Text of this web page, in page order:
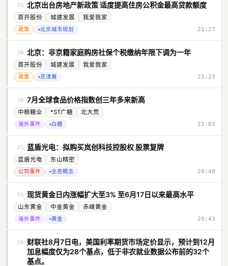
35 北京出台房地产新政策 适度提高住房公积金最高贷款额度
首开股份 城建发展 我爱我家
政策 北京城市规划 21:27
30 北京：非京籍家庭购房社保个税缴纳年限下调为一年
首开股份 城建发展 我爱我家
政策 京津冀 21:23
30 7月全球食品价格指数创三年多来新高
中粮糖业 *ST广糖 北大荒
海外事件 白糖 21:03
25 蓝盾光电：拟购买岚创科技控股权 股票复牌
蓝盾光电 东山精密
公司事件 全息概念 20:48
35 现货黄金日内涨幅扩大至3% 至6月17日以来最高水平
山东黄金 中金黄金 赤峰黄金
海外事件 黄金 20:43
20
财联社8月7日电，美国利率期货市场定价显示，预计到12月
加息幅度仅为28个基点，低于非农就业数据公布前的32个
基点。